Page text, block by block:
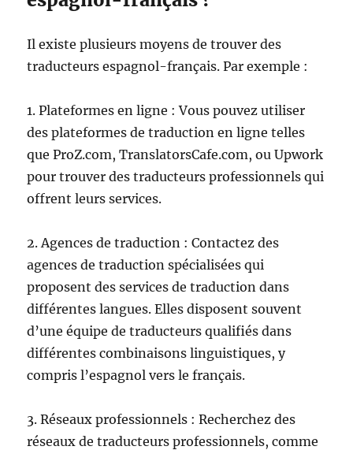
Il existe plusieurs moyens de trouver des
traducteurs espagnol-français. Par exemple :
1. Plateformes en ligne : Vous pouvez utiliser
des plateformes de traduction en ligne telles
que ProZ.com, TranslatorsCafe.com, ou Upwork
pour trouver des traducteurs professionnels qui
offrent leurs services.
2. Agences de traduction : Contactez des
agences de traduction spécialisées qui
proposent des services de traduction dans
différentes langues. Elles disposent souvent
d’une équipe de traducteurs qualifiés dans
différentes combinaisons linguistiques, y
compris l’espagnol vers le français.
3. Réseaux professionnels : Recherchez des
réseaux de traducteurs professionnels, comme